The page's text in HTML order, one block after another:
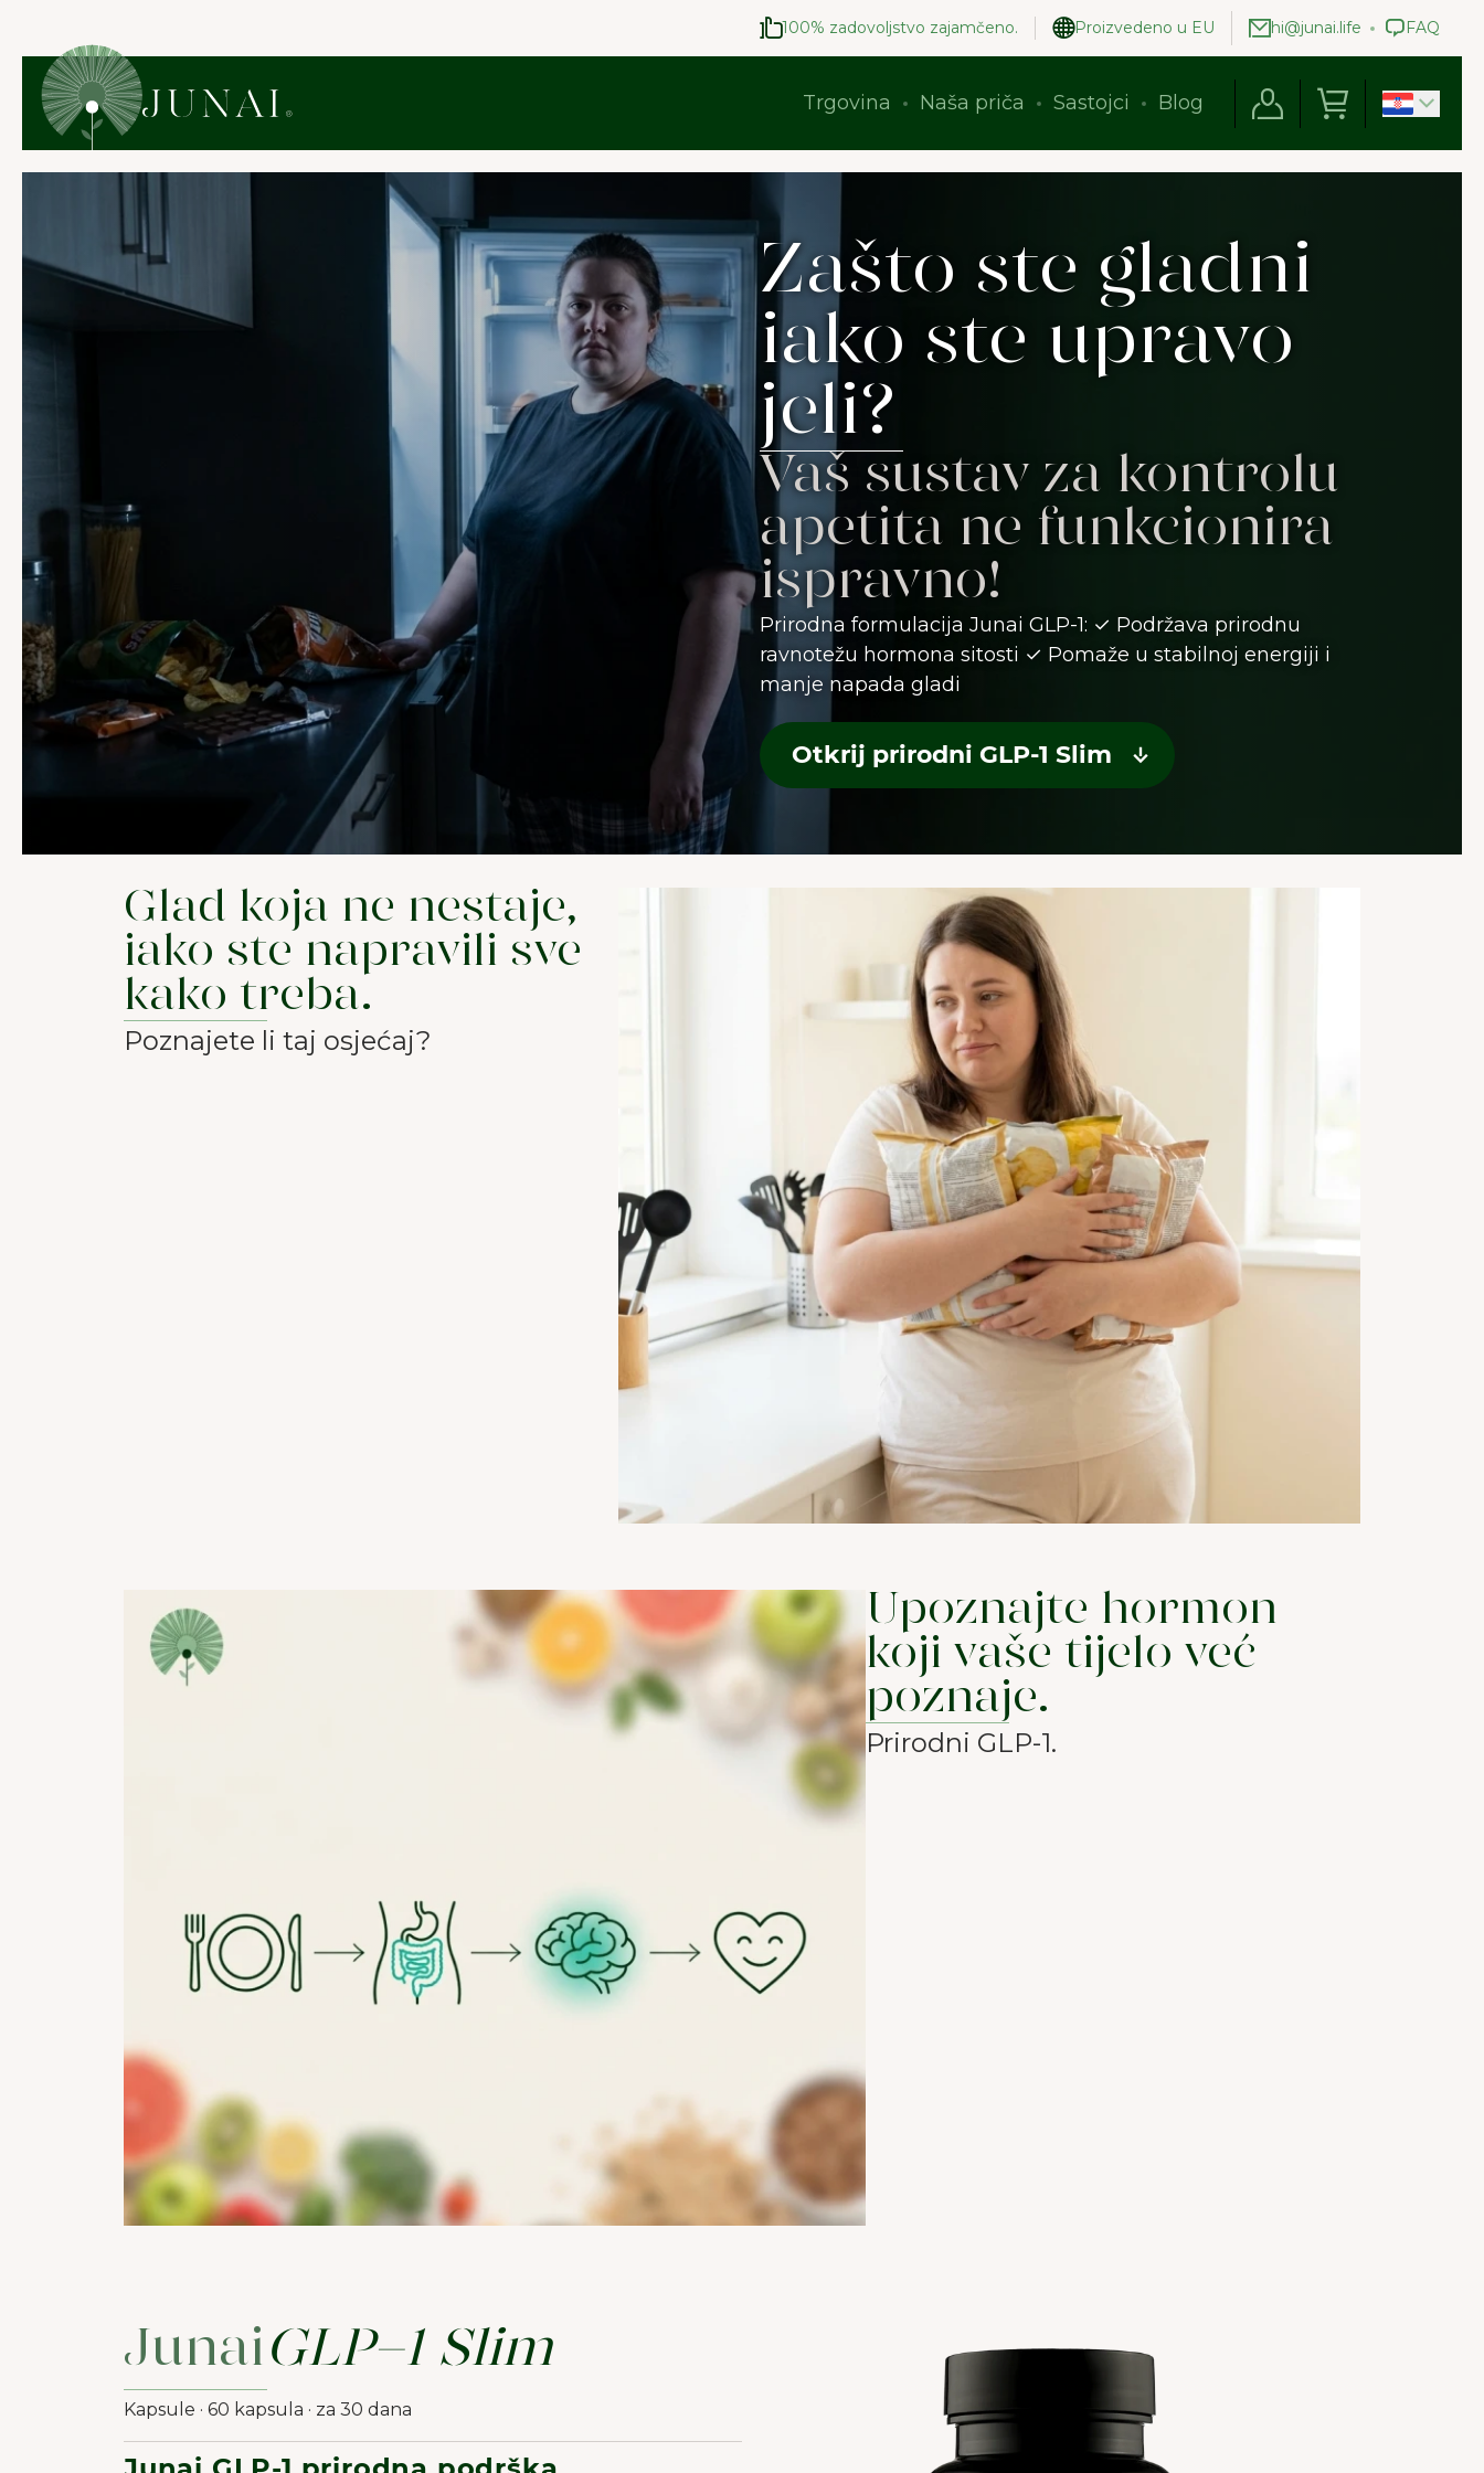
100% zadovoljstvo zajamčeno. Proizvedeno u EU hi@junai.life FAQ
Trgovina Naša priča Sastojci Blog
Zašto ste gladni
iako ste upravo
jeli?
Vaš sustav za kontrolu
apetita ne funkcionira
ispravno!
Prirodna formulacija Junai GLP-1: ✓ Podržava prirodnu
ravnotežu hormona sitosti ✓ Pomaže u stabilnoj energiji i
manje napada gladi
Otkrij prirodni GLP-1 Slim
Glad koja ne nestaje,
iako ste napravili sve
kako treba.
Poznajete li taj osjećaj?
Upoznajte hormon
koji vaše tijelo već
poznaje.
Prirodni GLP-1.
JunaiGLP-1 Slim
Kapsule · 60 kapsula · za 30 dana
DOBRODOŠLI NA JUNAI.